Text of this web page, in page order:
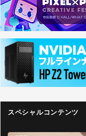
スペシャルコンテンツ